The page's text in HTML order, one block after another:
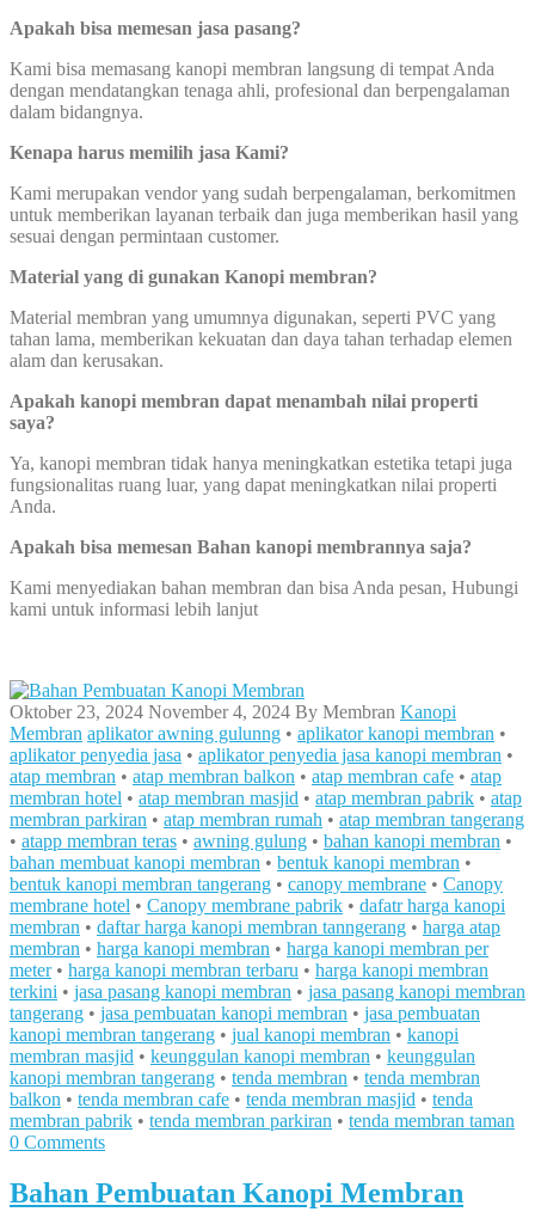
Apakah bisa memesan jasa pasang?
Kami bisa memasang kanopi membran langsung di tempat Anda
dengan mendatangkan tenaga ahli, profesional dan berpengalaman
dalam bidangnya.
Kenapa harus memilih jasa Kami?
Kami merupakan vendor yang sudah berpengalaman, berkomitmen
untuk memberikan layanan terbaik dan juga memberikan hasil yang
sesuai dengan permintaan customer.
Material yang di gunakan Kanopi membran?
Material membran yang umumnya digunakan, seperti PVC yang
tahan lama, memberikan kekuatan dan daya tahan terhadap elemen
alam dan kerusakan.
Apakah kanopi membran dapat menambah nilai properti
saya?
Ya, kanopi membran tidak hanya meningkatkan estetika tetapi juga
fungsionalitas ruang luar, yang dapat meningkatkan nilai properti
Anda.
Apakah bisa memesan Bahan kanopi membrannya saja?
Kami menyediakan bahan membran dan bisa Anda pesan, Hubungi
kami untuk informasi lebih lanjut
Oktober 23, 2024 November 4, 2024 By Membran Kanopi
Membran aplikator awning gulunng • aplikator kanopi membran •
aplikator penyedia jasa • aplikator penyedia jasa kanopi membran •
atap membran • atap membran balkon • atap membran cafe • atap
membran hotel • atap membran masjid • atap membran pabrik • atap
membran parkiran • atap membran rumah • atap membran tangerang
• atapp membran teras • awning gulung • bahan kanopi membran •
bahan membuat kanopi membran • bentuk kanopi membran •
bentuk kanopi membran tangerang • canopy membrane • Canopy
membrane hotel • Canopy membrane pabrik • dafatr harga kanopi
membran • daftar harga kanopi membran tanngerang • harga atap
membran • harga kanopi membran • harga kanopi membran per
meter• harga kanopi membran terbaru • harga kanopi membran
terkini • jasa pasang kanopi membran • jasa pasang kanopi membran
tangerang • jasa pembuatan kanopi membran • jasa pembuatan
kanopi membran tangerang • jual kanopi membran • kanopi
membran masjid • keunggulan kanopi membran • keunggulan
kanopi membran tangerang • tenda membran • tenda membran
balkon • tenda membran cafe • tenda membran masjid • tenda
membran pabrik • tenda membran parkiran • tenda membran taman
0 Comments
Bahan Pembuatan Kanopi Membran